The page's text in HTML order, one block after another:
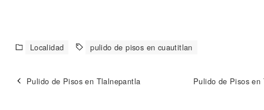
Localidad pulido de pisos en cuautitlan
Pulido de Pisos en Tlalnepantla Pulido de Pisos en